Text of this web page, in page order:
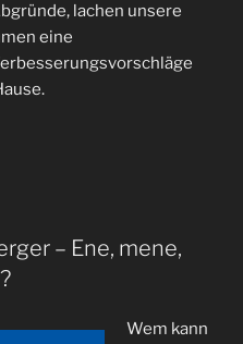
lachen unsere
eine
– Ene, mene,
Wem kann